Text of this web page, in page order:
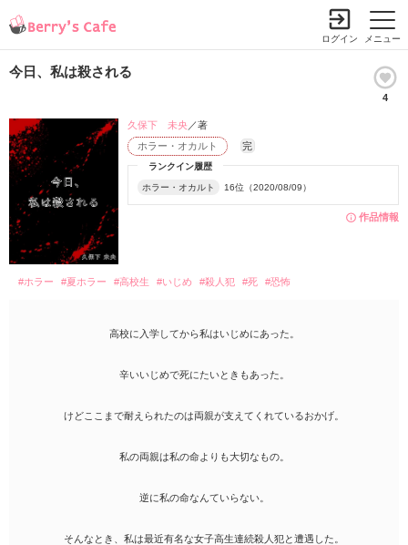
メニュー
ログイン
今日、私は殺される
4
作品情報
ランクイン履歴
ホラー・オカルト 16位（2020/08/09）
ホラー・オカルト 完
久保下 未央 ／著
#ホラー #夏ホラー #高校生 #いじめ #殺人犯 #死 #恐怖
高校に入学してから私はいじめにあった。
辛いいじめで死にたいときもあった。
けどここまで耐えられたのは両親が支えてくれているおかげ。
私の両親は私の命よりも大切なもの。
逆に私の命なんていらない。
そんなとき、私は最近有名な女子高生連続殺人犯と遭遇した。